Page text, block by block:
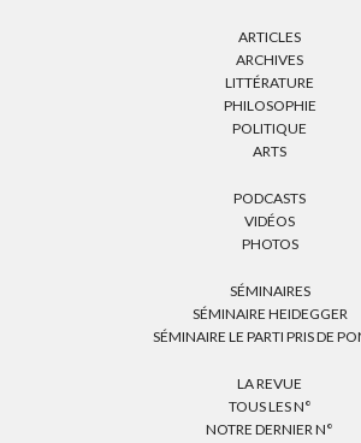
ARTICLES
ARCHIVES
LITTÉRATURE
PHILOSOPHIE
POLITIQUE
ARTS
PODCASTS
VIDÉOS
PHOTOS
SÉMINAIRES
SÉMINAIRE HEIDEGGER
SÉMINAIRE LE PARTI PRIS DE
LA REVUE
TOUS LES N°
NOTRE DERNIER N°